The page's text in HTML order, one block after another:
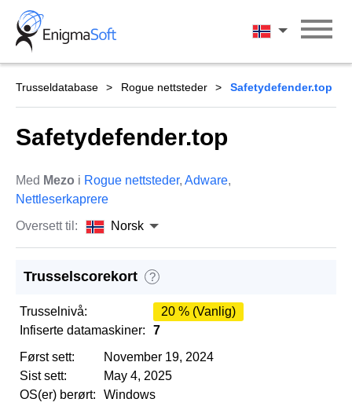
Skip
content
Norsk
Trusseldatabase Rogue nettsteder Safetydefender.top
Safetydefender.top
Med Mezo i Rogue nettsteder, Adware,
Nettleserkaprere
Oversett til:
Norsk
Trusselscorekort ?
Trusselnivå:
20 % (Vanlig)
Infiserte datamaskiner:
7
Først sett:
November 19, 2024
Sist sett:
May 4, 2025
OS(er) berørt:
Windows